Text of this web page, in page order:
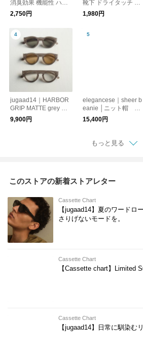
消臭効果 機能性 ハイ
スペック 蒸れない
2,750円
靴下 ドライタッチ 蒸
れない靴下 サマーソ
ックス リラックス 消
ペック【母の日】
1,980円
jugaad14｜HARBOR
GRIP MATTE grey サ
ングラス 日本製 鯖江
かけ心地 ストレスフ
9,900円
elegancese｜sheer b
eanie │ニット帽 帽
子 カシミヤ
15,400円
もっと見る
このストアの新着ストアレター
Cassette Chart
【jugaad14】夏のワードロ
さりげないモードを。
Cassette Chart
【Cassette chart】Limited
Cassette Chart
【jugaad14】日常に馴染む